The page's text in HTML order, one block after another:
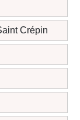
Crépin